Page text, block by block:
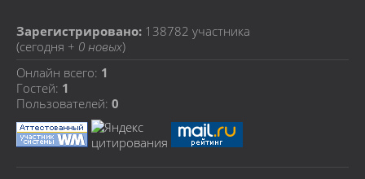
Зарегистрировано: 138782 участника
(сегодня + 0 новых)
Онлайн всего: 1
Гостей: 1
Пользователей: 0